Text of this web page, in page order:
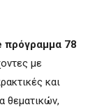
πρόγραμμα 78
με
και
θεματικών,